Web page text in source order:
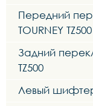
Передний
TOURNEY TZ500
Задний
TZ500
Левый шифтер